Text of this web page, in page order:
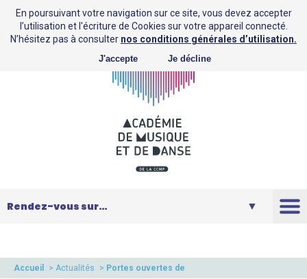
Saison
Accueil > Actualités > Portes ouvertes de
En poursuivant votre navigation sur ce site, vous devez accepter
l’utilisation et l'écriture de Cookies sur votre appareil connecté.
N’hésitez pas à consulter nos conditions générales d’utilisation.
J'accepte Je décline